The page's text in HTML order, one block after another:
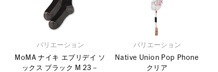
バリエーション
MoMA ナイキ エブリデイ ソ
ックス ブラック M 23－
バリエーション
Native Union Pop Phone
クリア